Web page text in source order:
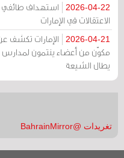
2026-04-22
استهداف طائفي
الاعتقالات في الإمارات
2026-04-21
الإمارات تكشف
مكوّن من أعضاء ينتمون
يطال الشيعة
تغريدات @BahrainMirror